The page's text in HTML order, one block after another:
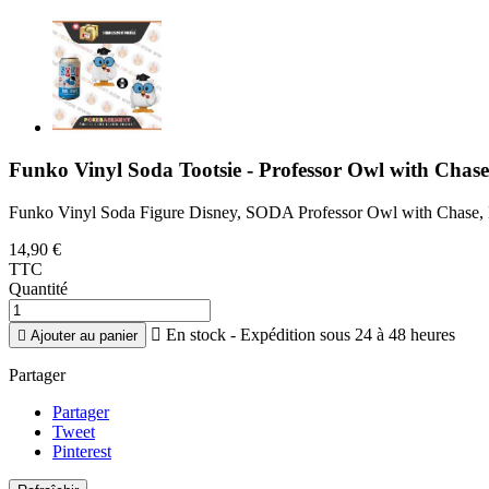
Funko Vinyl Soda Tootsie - Professor Owl with
Funko Vinyl Soda Figure Disney, SODA Professor Owl with
14,90 €
TTC
Quantité
 Ajouter au panier  En stock - Expédition sous 24 à 48 heures
Partager
Partager
Tweet
Pinterest